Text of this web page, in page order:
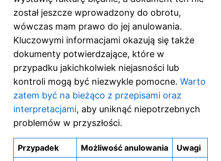
został jeszcze wprowadzony do obrotu,
wówczas mam prawo do jej anulowania.
Kluczowymi informacjami okazują się także
dokumenty potwierdzające, które w
przypadku jakichkolwiek niejasności lub
kontroli mogą być niezwykle pomocne. Warto
zatem być na bieżąco z przepisami oraz
interpretacjami, aby uniknąć niepotrzebnych
problemów w przyszłości.
Przypadek Możliwość anulowania Uwagi